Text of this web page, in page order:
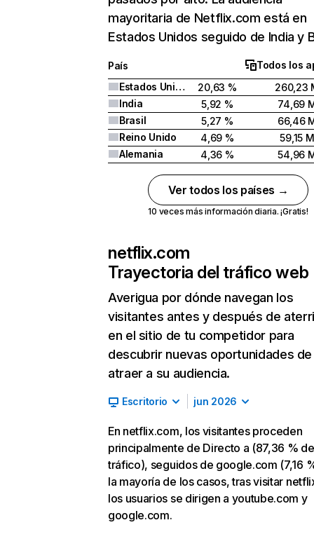
mayoritaria de Netflix.com está en
Estados Unidos seguido de India y
País
Todos los
Estados Unidos
20,63 %
260,23
India
5,92 %
74,69
Brasil
5,27 %
66,46
Reino Unido
4,69 %
59,15 M
Alemania
4,36 % 54,96
Ver todos los países →
10 veces más información diaria. ¡Gratis!
netflix.com
Trayectoria del tráfico web
Averigua por dónde navegan los
visitantes antes y después de
en el sitio de tu competidor para
descubrir nuevas oportunidades de
atraer a su audiencia.
Escritorio jun 2026
En netflix.com, los visitantes proceden
principalmente de Directo a (87,36 % de
tráfico), seguidos de google.com (7,16
la mayoría de los casos, tras visitar
los usuarios se dirigen a youtube.com y
google.com.